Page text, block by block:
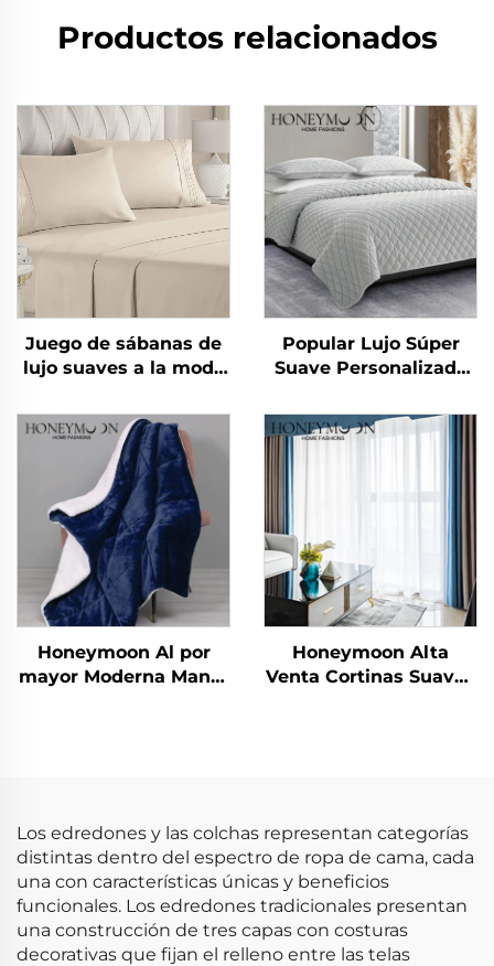
Productos relacionados
Juego de sábanas de
lujo suaves a la moda
90 g/m² lavadas
previamente de
microfibra sólida para
todas las temporadas
Popular Lujo Súper
Suave Personalizado
Edredón King Size 3
Piezas
Honeymoon Al por
mayor Moderna Manta
Honeymoon Alta
Venta Cortinas Suaves
Los edredones y las colchas representan categorías
distintas dentro del espectro de ropa de cama, cada
una con características únicas y beneficios
funcionales. Los edredones tradicionales presentan
una construcción de tres capas con costuras
decorativas que fijan el relleno entre las telas